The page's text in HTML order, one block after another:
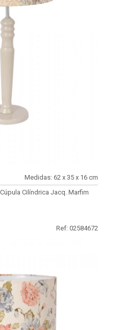
Medidas: 62 x 35 x 16 cm
Cilíndrica Jacq. Marfim
Ref: 02584672